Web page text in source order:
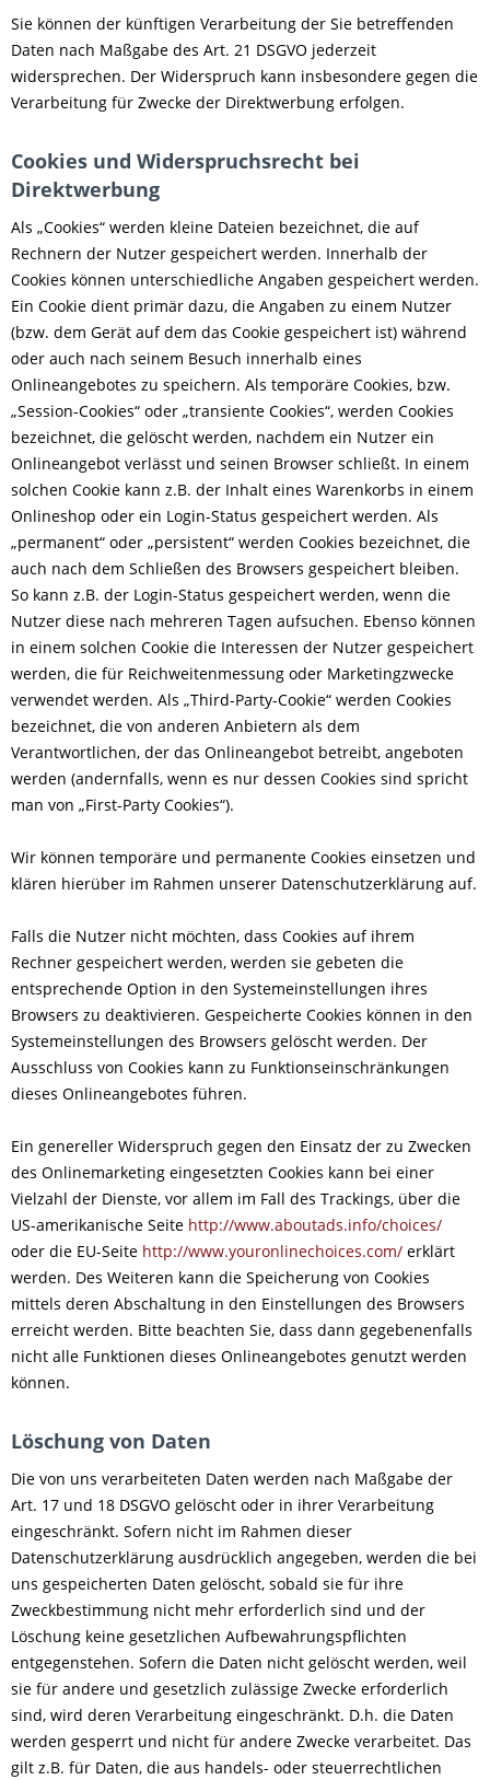
Sie können der künftigen Verarbeitung der Sie betreffenden
Daten nach Maßgabe des Art. 21 DSGVO jederzeit
widersprechen. Der Widerspruch kann insbesondere gegen die
Verarbeitung für Zwecke der Direktwerbung erfolgen.
Cookies und Widerspruchsrecht bei
Direktwerbung
Als „Cookies“ werden kleine Dateien bezeichnet, die auf
Rechnern der Nutzer gespeichert werden. Innerhalb der
Cookies können unterschiedliche Angaben gespeichert werden.
Ein Cookie dient primär dazu, die Angaben zu einem Nutzer
(bzw. dem Gerät auf dem das Cookie gespeichert ist) während
oder auch nach seinem Besuch innerhalb eines
Onlineangebotes zu speichern. Als temporäre Cookies, bzw.
„Session-Cookies“ oder „transiente Cookies“, werden Cookies
bezeichnet, die gelöscht werden, nachdem ein Nutzer ein
Onlineangebot verlässt und seinen Browser schließt. In einem
solchen Cookie kann z.B. der Inhalt eines Warenkorbs in einem
Onlineshop oder ein Login-Status gespeichert werden. Als
„permanent“ oder „persistent“ werden Cookies bezeichnet, die
auch nach dem Schließen des Browsers gespeichert bleiben.
So kann z.B. der Login-Status gespeichert werden, wenn die
Nutzer diese nach mehreren Tagen aufsuchen. Ebenso können
in einem solchen Cookie die Interessen der Nutzer gespeichert
werden, die für Reichweitenmessung oder Marketingzwecke
verwendet werden. Als „Third-Party-Cookie“ werden Cookies
bezeichnet, die von anderen Anbietern als dem
Verantwortlichen, der das Onlineangebot betreibt, angeboten
werden (andernfalls, wenn es nur dessen Cookies sind spricht
man von „First-Party Cookies“).
Wir können temporäre und permanente Cookies einsetzen und
klären hierüber im Rahmen unserer Datenschutzerklärung auf.
Falls die Nutzer nicht möchten, dass Cookies auf ihrem
Rechner gespeichert werden, werden sie gebeten die
entsprechende Option in den Systemeinstellungen ihres
Browsers zu deaktivieren. Gespeicherte Cookies können in den
Systemeinstellungen des Browsers gelöscht werden. Der
Ausschluss von Cookies kann zu Funktionseinschränkungen
dieses Onlineangebotes führen.
Ein genereller Widerspruch gegen den Einsatz der zu Zwecken
des Onlinemarketing eingesetzten Cookies kann bei einer
Vielzahl der Dienste, vor allem im Fall des Trackings, über die
US-amerikanische Seite http://www.aboutads.info/choices/
oder die EU-Seite http://www.youronlinechoices.com/ erklärt
werden. Des Weiteren kann die Speicherung von Cookies
mittels deren Abschaltung in den Einstellungen des Browsers
erreicht werden. Bitte beachten Sie, dass dann gegebenenfalls
nicht alle Funktionen dieses Onlineangebotes genutzt werden
können.
Löschung von Daten
Die von uns verarbeiteten Daten werden nach Maßgabe der
Art. 17 und 18 DSGVO gelöscht oder in ihrer Verarbeitung
eingeschränkt. Sofern nicht im Rahmen dieser
Datenschutzerklärung ausdrücklich angegeben, werden die bei
uns gespeicherten Daten gelöscht, sobald sie für ihre
Zweckbestimmung nicht mehr erforderlich sind und der
Löschung keine gesetzlichen Aufbewahrungspflichten
entgegenstehen. Sofern die Daten nicht gelöscht werden, weil
sie für andere und gesetzlich zulässige Zwecke erforderlich
sind, wird deren Verarbeitung eingeschränkt. D.h. die Daten
werden gesperrt und nicht für andere Zwecke verarbeitet. Das
gilt z.B. für Daten, die aus handels- oder steuerrechtlichen